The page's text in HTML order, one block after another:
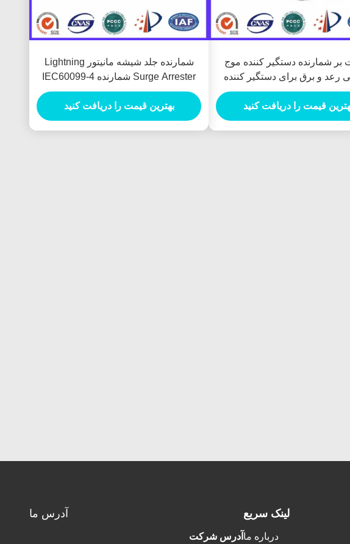
بر شمارنده دستگیر کننده موج
رعد و برق برای دستگیر کننده
رعد و برق
قیمت را دریافت کنید
شمارنده جلد شیشه مانیتور Lightning
Surge Arrester شمارنده IEC60099-4
بهترین قیمت را دریافت کنید
لینک سریع
درباره ما
آدرس ما
آدرس شرکت